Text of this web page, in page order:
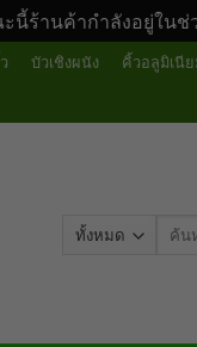
นี้ร้านค้ากำลังอยู่ในช่
บัวเชิงผนัง คิ้วอลูมิเนีย
ค้นหา: